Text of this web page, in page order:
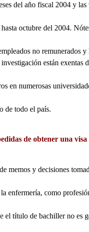
del año fiscal 2004 y las
octubre del 2004.
no remunerados y
están exentas
en numerosas
de todo el país.
de obtener una visa
memos y decisiones
enfermería, como
el título de bachiller no es